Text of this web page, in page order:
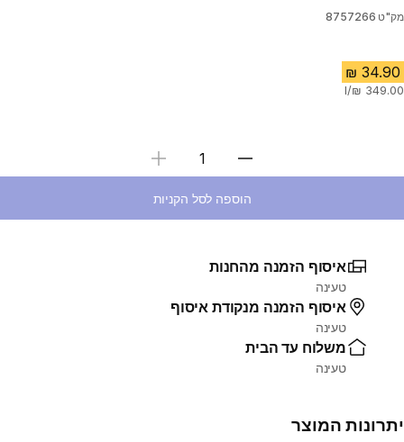
מק"ט 8757266
בחירת כמות
הוספה לסל הקניות
איסוף הזמנה מהחנות
טעינה
איסוף הזמנה מנקודת איסוף
טעינה
משלוח עד הבית
טעינה
יתרונות המוצר